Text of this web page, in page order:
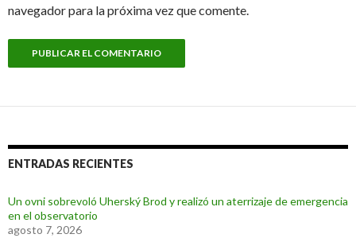
navegador para la próxima vez que comente.
ENTRADAS RECIENTES
Un ovni sobrevoló Uherský Brod y realizó un aterrizaje de emergencia
en el observatorio
agosto 7, 2026